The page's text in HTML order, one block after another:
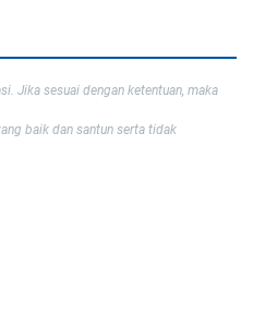
Jika sesuai dengan ketentuan, maka
baik dan santun serta tidak